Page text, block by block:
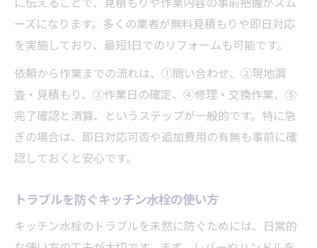
ーズになります。多くの業者が無料見積もりや即日対応
を実施しており、最短1日でのリフォームも可能です。
依頼から作業までの流れは、①問い合わせ、②現地調
査・見積もり、③作業日の確定、④修理・交換作業、⑤
完了確認と清算、というステップが一般的です。特に急
ぎの場合は、即日対応可否や追加費用の有無も事前に確
認しておくと安心です。
トラブルを防ぐキッチン水栓の使い方
キッチン水栓のトラブルを未然に防ぐためには、日常的